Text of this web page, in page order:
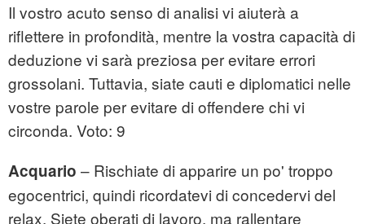
Il vostro acuto senso di analisi vi aiuterà a
riflettere in profondità, mentre la vostra capacità di
deduzione vi sarà preziosa per evitare errori
grossolani. Tuttavia, siate cauti e diplomatici nelle
vostre parole per evitare di offendere chi vi
circonda. Voto: 9
Acquario – Rischiate di apparire un po' troppo
egocentrici, quindi ricordatevi di concedervi del
relax. Siete oberati di lavoro, ma rallentare